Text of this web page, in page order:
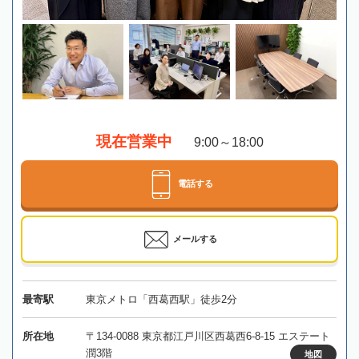
現在営業中 9:00～18:00
電話する
メールする
最寄駅 東京メトロ「西葛西駅」徒歩2分
所在地
〒134-0088 東京都江戸川区西葛西6-8-15 エステート
潤3階
地図